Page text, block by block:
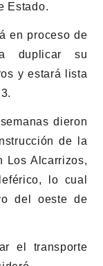
Estado.
en proceso de
duplicar su
y estará lista
dieron
de la
Los Alcarrizos,
lo cual
del oeste de
el transporte